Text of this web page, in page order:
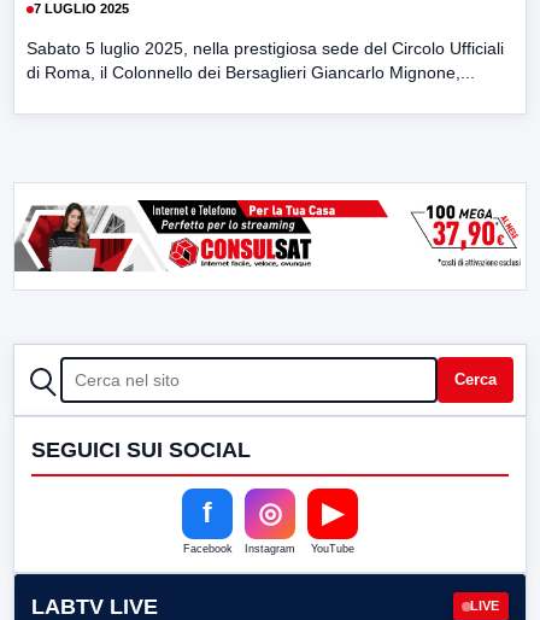
7 LUGLIO 2025
Sabato 5 luglio 2025, nella prestigiosa sede del Circolo Ufficiali
di Roma, il Colonnello dei Bersaglieri Giancarlo Mignone,...
CERCA Cerca
SEGUICI SUI SOCIAL
f
Facebook
◎
Instagram
▶
YouTube
LABTV LIVE LIVE